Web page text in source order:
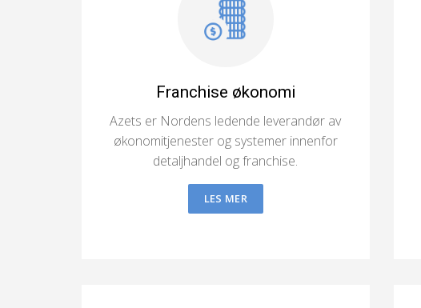
Franchise økonomi
Azets er Nordens ledende leverandør av
økonomitjenester og systemer innenfor
detaljhandel og franchise.
LES MER